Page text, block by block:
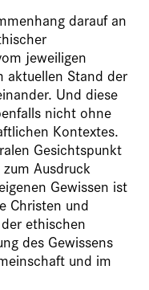
darauf an
jeweiligen
aktuellen Stand der
Und diese
nicht ohne
Kontextes.
Gesichtspunkt
Ausdruck
Gewissen ist
Christen und
ethischen
des Gewissens
und im